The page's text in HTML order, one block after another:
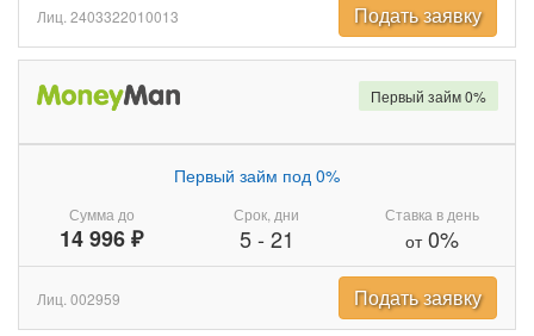
Лиц. 2403322010013 Подать заявку
Сумма до
14 996 ₽
Первый займ под 0%
Срок, дни
5- 21
Ставка в день
от0%
Первый займ 0%
Лиц. 002959 Подать заявку